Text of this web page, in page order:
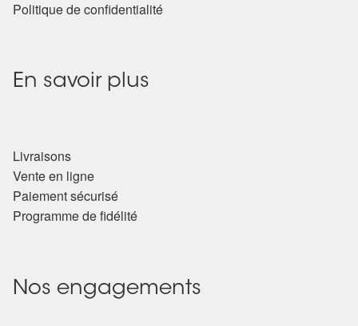
Politique de confidentialité
En savoir plus
Livraisons
Vente en ligne
Paiement sécurisé
Programme de fidélité
Nos engagements